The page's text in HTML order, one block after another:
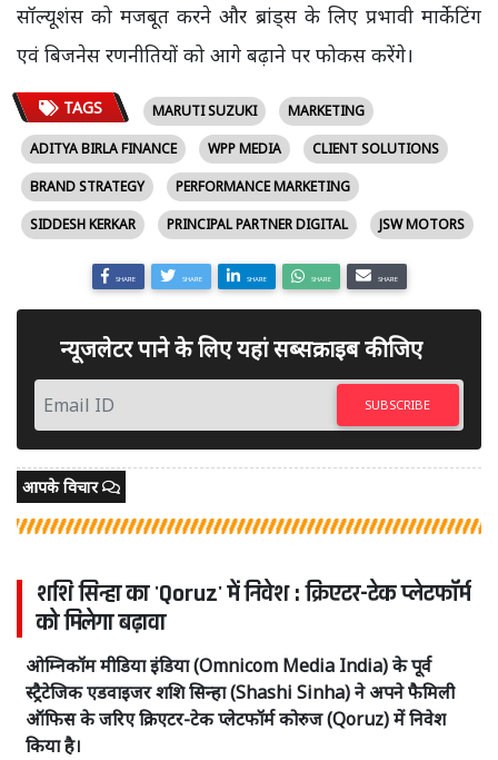
सॉल्यूशंस को मजबूत करने और ब्रांड्स के लिए प्रभावी मार्केटिंग
एवं बिजनेस रणनीतियों को आगे बढ़ाने पर फोकस करेंगे।
TAGS MARUTI SUZUKI
MARKETING
ADITYA BIRLA FINANCE
WPP MEDIA
CLIENT SOLUTIONS
BRAND STRATEGY
PERFORMANCE MARKETING
SIDDESH KERKAR
PRINCIPAL PARTNER DIGITAL JSW MOTORS
SHARE SHARE SHARE SHARE SHARE
न्यूजलेटर पाने के लिए यहां सब्सक्राइब कीजिए
SUBSCRIBE
आपके विचार
शशि सिन्हा का 'Qoruz' में निवेश : क्रिएटर-टेक प्लेटफॉर्म
को मिलेगा बढ़ावा
ओम्निकॉम मीडिया इंडिया (Omnicom Media India) के पूर्व
स्ट्रैटेजिक एडवाइजर शशि सिन्हा (Shashi Sinha) ने अपने फैमिली
ऑफिस के जरिए क्रिएटर-टेक प्लेटफॉर्म कोरुज (Qoruz) में निवेश
किया है।